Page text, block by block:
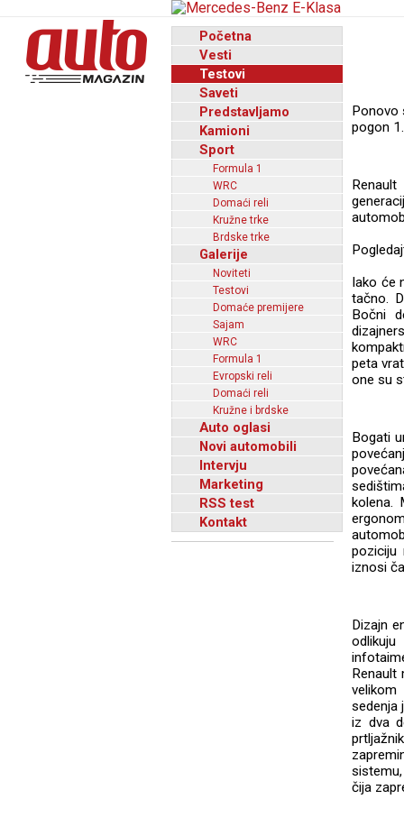
Početna
Vesti
Testovi
Saveti
Predstavljamo
Kamioni
Sport
Formula 1
WRC
Domaći reli
Kružne trke
Brdske trke
Galerije
Noviteti
Testovi
Domaće premijere
Sajam
WRC
Formula 1
Evropski reli
Domaći reli
Kružne i brdske
Auto oglasi
Novi automobili
Intervju
Marketing
RSS test
Kontakt
Ponovo
pogon
Iako će
tačno.
Bočni
peta
one su
Bogati
kolena.
poziciju
iznosi
Dizajn
Renault
sedenja
iz dva
čija